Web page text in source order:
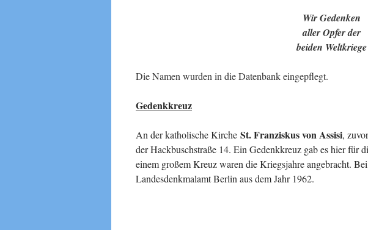
Wir Gedenken
aller Opfer der
beiden Weltkriege
Die Namen wurden in die Datenbank eingepflegt.
Gedenkkreuz
An der katholische Kirche St. Franziskus von Assisi,
der Hackbuschstraße 14. Ein Gedenkkreuz gab es hier für
einem großem Kreuz waren die Kriegsjahre angebracht.
Landesdenkmalamt Berlin aus dem Jahr 1962.